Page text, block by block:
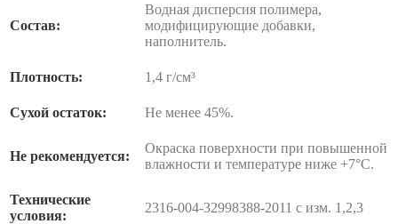
Состав:
Водная дисперсия полимера,
модифицирующие добавки,
наполнитель.
Плотность: 1,4 г/см³
Сухой остаток: Не менее 45%.
Не рекомендуется:
Окраска поверхности при повышенной
влажности и температуре ниже +7°С.
Технические
условия:
2316-004-32998388-2011 с изм. 1,2,3